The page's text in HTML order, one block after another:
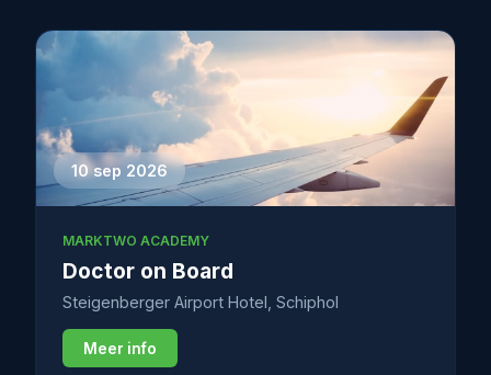
10 sep 2026
MARKTWO ACADEMY
Doctor on Board
Steigenberger Airport Hotel, Schiphol
Meer info